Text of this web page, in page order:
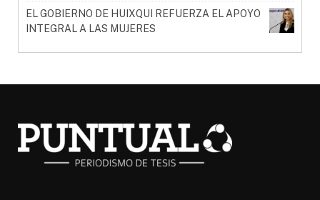
EL GOBIERNO DE HUIXQUI REFUERZA EL APOYO
INTEGRAL A LAS MUJERES